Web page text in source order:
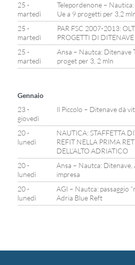
25 -
martedì
Telepordenone –
Ue a 9 progetti per 3,2
25 -
martedì
PAR FSC 2007-2013:
PROGETTI DI DITENAVE
25 -
martedì
Ansa – Nautca: Ditenave
proget per 3, 2 mln
Gennaio
23 -
giovedì
Il Piccolo – Ditenave dà
20 -
lunedì
NAUTICA: STAFFETTA
REFIT NELLA PRIMA
DELL’ALTO ADRIATICO
20 -
lunedì
Ansa – Nautca:
impresa
20 -
lunedì
AGI – Nautca: passaggio
Adria Blue Reft